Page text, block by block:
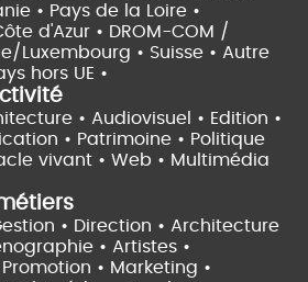
• Pays de la Loire •
d'Azur • DROM-COM /
Luxembourg • Suisse • Autre
hors UE •
• Audiovisuel • Edition •
• Patrimoine • Politique
vivant • Web • Multimédia
• Direction • Architecture
• Artistes •
• Marketing •